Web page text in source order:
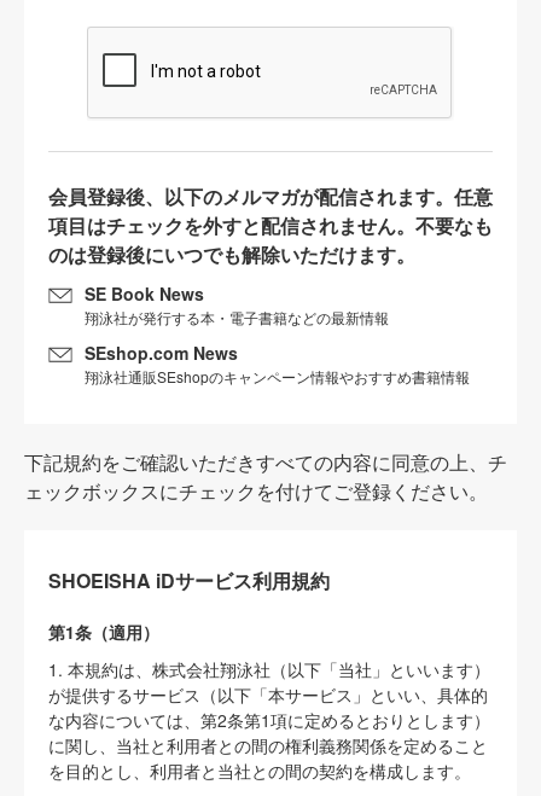
会員登録後、以下のメルマガが配信されます。任意
項目はチェックを外すと配信されません。不要なも
のは登録後にいつでも解除いただけます。
SE Book News
翔泳社が発行する本・電子書籍などの最新情報
SEshop.com News
翔泳社通販SEshopのキャンペーン情報やおすすめ書籍情報
下記規約をご確認いただきすべての内容に同意の上、チ
ェックボックスにチェックを付けてご登録ください。
SHOEISHA iDサービス利用規約
第1条（適用）
1. 本規約は、株式会社翔泳社（以下「当社」といいます）
が提供するサービス（以下「本サービス」といい、具体的
な内容については、第2条第1項に定めるとおりとします）
に関し、当社と利用者との間の権利義務関係を定めること
を目的とし、利用者と当社との間の契約を構成します。